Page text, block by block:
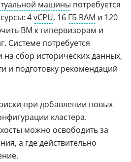
машины потребуется
4vCPU, 16 ГБ RAM и 120
ВМ к гипервизорам и
Системе потребуется
сбор исторических данных,
и подготовку рекомендаций
при добавлении новых
кластера.
можно освободить за
а где действительно